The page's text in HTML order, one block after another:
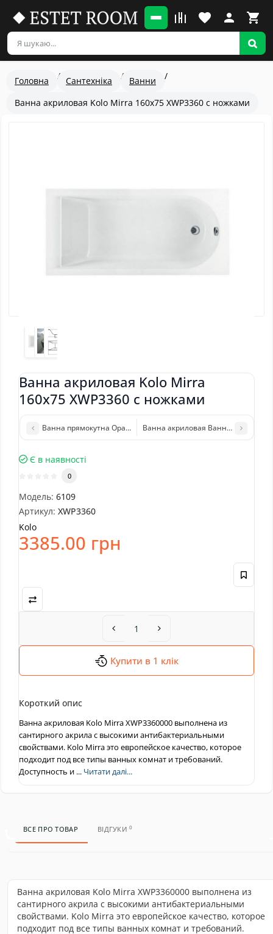
Головна Сантехніка
Ванни
Ванна акриловая Kolo Mirra 160x75 XWP3360 с ножками
Ванна акриловая Kolo Mirra
160x75 XWP3360 с ножками
Ванна прямокутна Opal Plus 170x70, Kolo
Ванна акриловая Ванна
Є в наявності
0
Модель: 6109
Артикул: XWP3360
Kolo
3385.00 грн
Купити в 1 клік
Короткий опис
Ванна акриловая Kolo Mirra XWP3360000 выполнена из
сантирного акрила с высокими антибактериальными
свойствами. Kolo Mirra это европейское качество, которое
подходит под все типы ванных комнат и требований.
Доступность и ... Читати далі...
ВСЕ ПРО ТОВАР ВІДГУКИ0
Ванна акриловая Kolo Mirra XWP3360000 выполнена из
сантирного акрила с высокими антибактериальными
свойствами. Kolo Mirra это европейское качество, которое
подходит под все типы ванных комнат и требований.